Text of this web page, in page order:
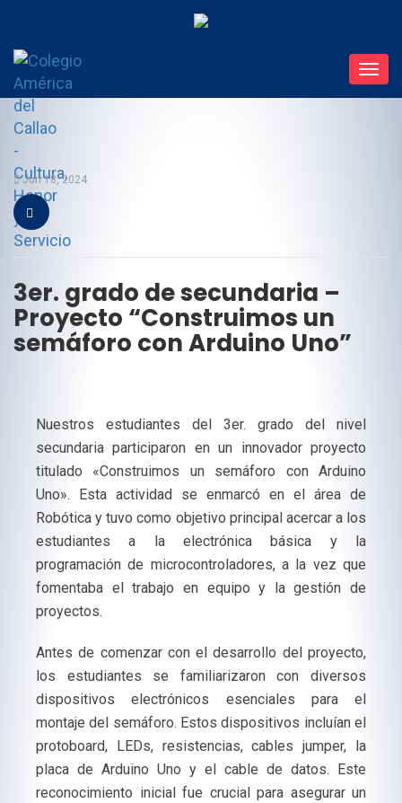
Jun 18, 2024
3er. grado de secundaria –
Proyecto “Construimos un
semáforo con Arduino Uno”
Nuestros estudiantes del 3er. grado del nivel
secundaria participaron en un innovador proyecto
titulado «Construimos un semáforo con Arduino
Uno». Esta actividad se enmarcó en el área de
Robótica y tuvo como objetivo principal acercar a los
estudiantes a la electrónica básica y la
programación de microcontroladores, a la vez que
fomentaba el trabajo en equipo y la gestión de
proyectos.
Antes de comenzar con el desarrollo del proyecto,
los estudiantes se familiarizaron con diversos
dispositivos electrónicos esenciales para el
montaje del semáforo. Estos dispositivos incluían el
protoboard, LEDs, resistencias, cables jumper, la
placa de Arduino Uno y el cable de datos. Este
reconocimiento inicial fue crucial para asegurar un